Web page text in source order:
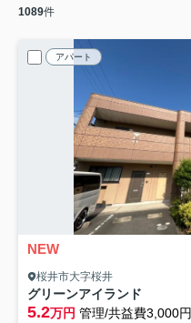
1089件
アパート
NEW
桜井市大字桜井
グリーンアイランド
5.2万円 管理/共益費3,000円